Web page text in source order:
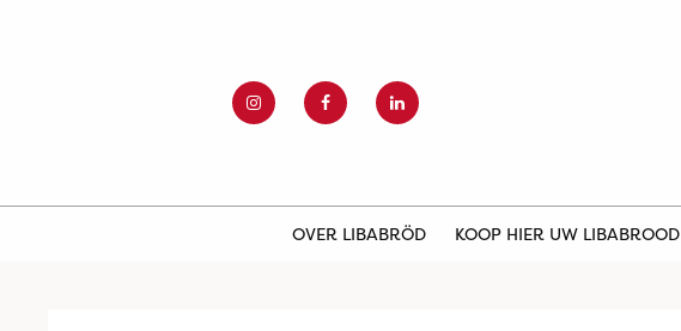
OVER LIBABRÖD KOOP HIER UW LIBABROOD